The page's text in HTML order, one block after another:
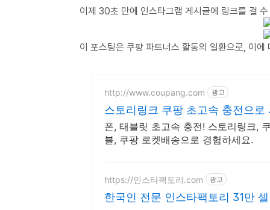
이제 30초 만에 인스타그램 게시글에 링크를 걸
이 포스팅은 쿠팡 파트너스 활동의 일환으로, 이
http://www.coupang.com 광고
스토리링크 쿠팡 초고속 충전으로
폰, 태블릿 초고속 충전! 스토리링크,
블, 쿠팡 로켓배송으로 경험하세요.
https://인스타팩토리.com 광고
한국인 전문 인스타팩토리 31만